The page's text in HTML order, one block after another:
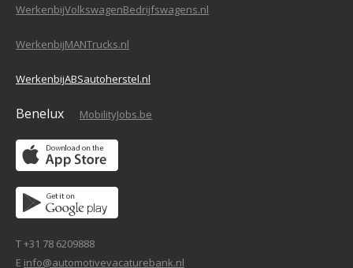
WerkenbijVolkswagenBedrijfswagens.nl
WerkenbijMANTrucks.nl
WerkenbijABSautoherstel.nl
Benelux MobilityJobs.be
T +31 78 6209888
E info@automotivevacaturebank.nl